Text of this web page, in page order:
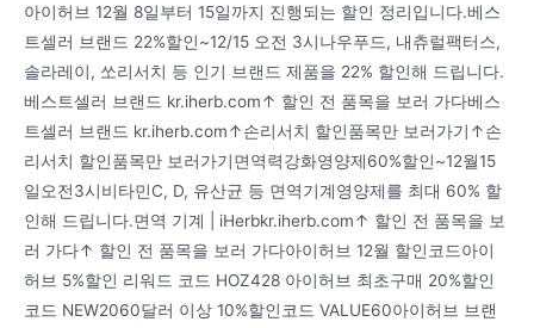
아이허브 12월 8일부터 15일까지 진행되는 할인 정리입니다.베스
트셀러 브랜드 22%할인~12/15 오전 3시나우푸드, 내츄럴팩터스,
솔라레이, 쏘리서치 등 인기 브랜드 제품을 22% 할인해 드립니다.
베스트셀러 브랜드 kr.iherb.com↑ 할인 전 품목을 보러 가다베스
트셀러 브랜드 kr.iherb.com↑손리서치 할인품목만 보러가기↑손
리서치 할인품목만 보러가기면역력강화영양제60%할인~12월15
일오전3시비타민C, D, 유산균 등 면역기계영양제를 최대 60% 할
인해 드립니다.면역 기계 | iHerbkr.iherb.com↑ 할인 전 품목을 보
러 가다↑ 할인 전 품목을 보러 가다아이허브 12월 할인코드아이
허브 5%할인 리워드 코드 HOZ428 아이허브 최초구매 20%할인
코드 NEW2060달러 이상 10%할인코드 VALUE60아이허브 브랜